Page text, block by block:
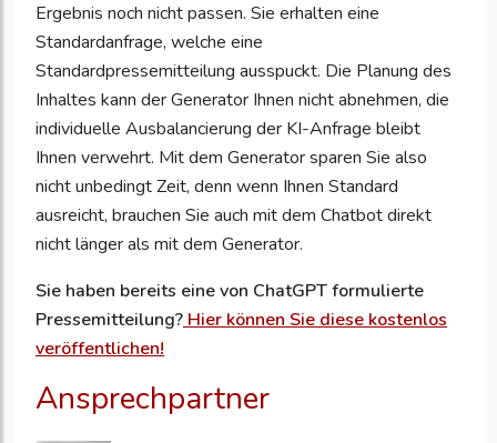
Ergebnis noch nicht passen. Sie erhalten eine
Standardanfrage, welche eine
Standardpressemitteilung ausspuckt. Die Planung des
Inhaltes kann der Generator Ihnen nicht abnehmen, die
individuelle Ausbalancierung der KI-Anfrage bleibt
Ihnen verwehrt. Mit dem Generator sparen Sie also
nicht unbedingt Zeit, denn wenn Ihnen Standard
ausreicht, brauchen Sie auch mit dem Chatbot direkt
nicht länger als mit dem Generator.
Sie haben bereits eine von ChatGPT formulierte
Pressemitteilung? Hier können Sie diese kostenlos
veröffentlichen!
Ansprechpartner